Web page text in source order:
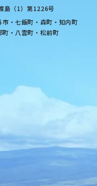
島（1）第1226号
市・七飯町・森町・知内町
町・八雲町・松前町